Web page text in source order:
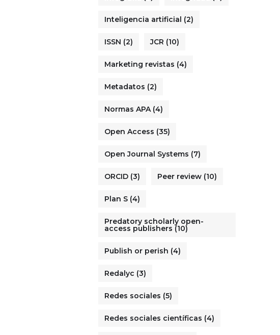
Inteligencia artificial (2)
ISSN (2) JCR (10)
Marketing revistas (4)
Metadatos (2)
Normas APA(4)
Open Access (35)
Open Journal Systems (7)
ORCID (3) Peer review (10)
Plan S (4)
Predatory scholarly open-
access publishers (10)
Publish or perish (4)
Redalyc (3)
Redes sociales (5)
Redes sociales científicas (4)